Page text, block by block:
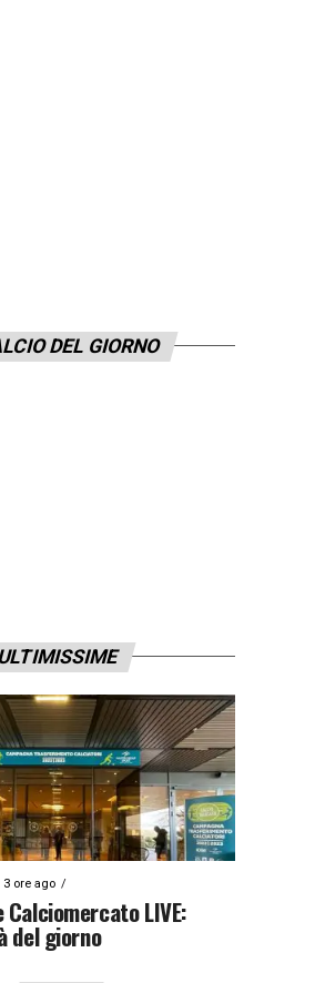
DEL GIORNO
ULTIMISSIME
3 ore ago
LIVE:
del giorno